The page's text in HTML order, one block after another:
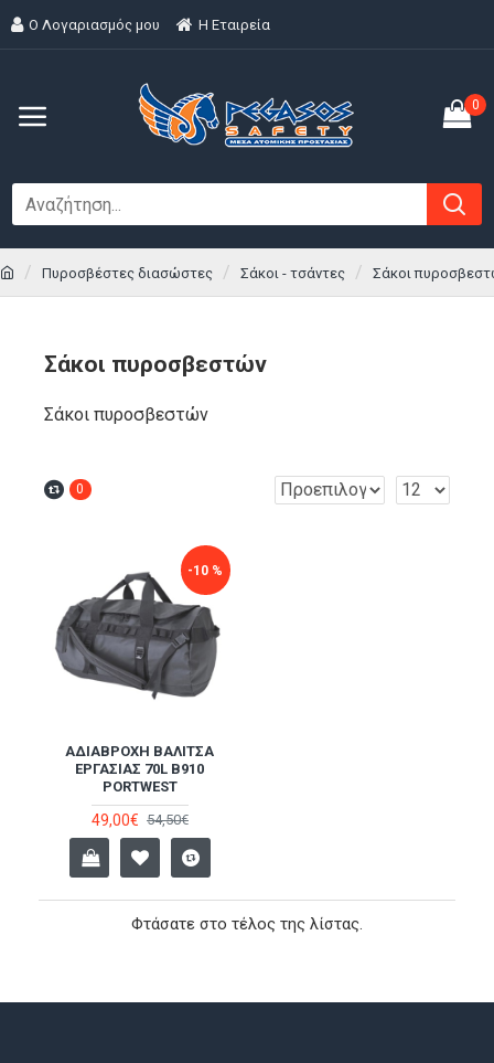
Ο Λογαριασμός μου H Εταιρεία
0
Πυροσβέστες διασώστες Σάκοι - τσάντες Σάκοι
Σάκοι πυροσβεστών
Σάκοι πυροσβεστών
0
-10 %
ΑΔΙΆΒΡΟΧΗ ΒΑΛΊΤΣΑ
ΕΡΓΑΣΊΑΣ 70L B910
PORTWEST
49,00€ 54,50€
Φτάσατε στο τέλος της λίστας.